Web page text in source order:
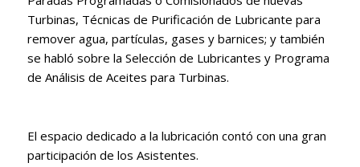
Turbinas, Técnicas de Purificación de Lubricante para
remover agua, partículas, gases y barnices; y también
se habló sobre la Selección de Lubricantes y Programa
de Análisis de Aceites para Turbinas.
El espacio dedicado a la lubricación contó con una gran
participación de los Asistentes.